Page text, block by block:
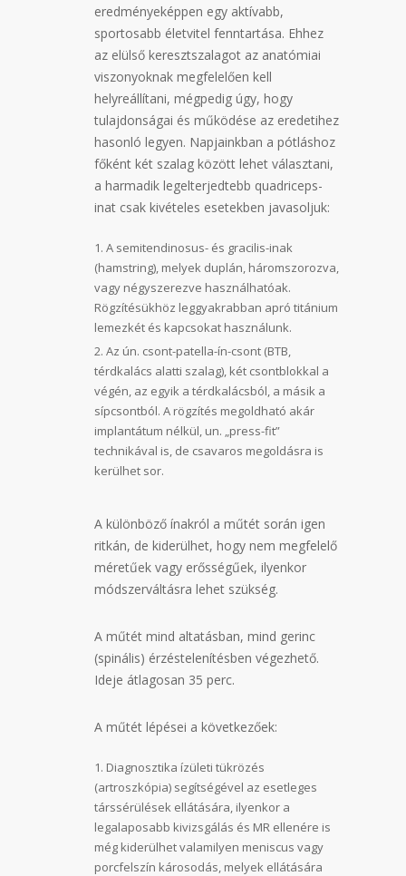
eredményeképpen egy aktívabb,
sportosabb életvitel fenntartása. Ehhez
az elülső keresztszalagot az anatómiai
viszonyoknak megfelelően kell
helyreállítani, mégpedig úgy, hogy
tulajdonságai és működése az eredetihez
hasonló legyen. Napjainkban a pótláshoz
főként két szalag között lehet választani,
a harmadik legelterjedtebb quadriceps-
inat csak kivételes esetekben javasoljuk:
A semitendinosus- és gracilis-inak
(hamstring), melyek duplán, háromszorozva,
vagy négyszerezve használhatóak.
Rögzítésükhöz leggyakrabban apró titánium
lemezkét és kapcsokat használunk.
Az ún. csont-patella-ín-csont (BTB,
térdkalács alatti szalag), két csontblokkal a
végén, az egyik a térdkalácsból, a másik a
sípcsontból. A rögzítés megoldható akár
implantátum nélkül, un. „press-fit”
technikával is, de csavaros megoldásra is
kerülhet sor.
A különböző ínakról a műtét során igen
ritkán, de kiderülhet, hogy nem megfelelő
méretűek vagy erősségűek, ilyenkor
módszerváltásra lehet szükség.
A műtét mind altatásban, mind gerinc
(spinális) érzéstelenítésben végezhető.
Ideje átlagosan 35 perc.
A műtét lépései a következőek:
Diagnosztika ízületi tükrözés
(artroszkópia) segítségével az esetleges
társsérülések ellátására, ilyenkor a
legalaposabb kivizsgálás és MR ellenére is
még kiderülhet valamilyen meniscus vagy
porcfelszín károsodás, melyek ellátására